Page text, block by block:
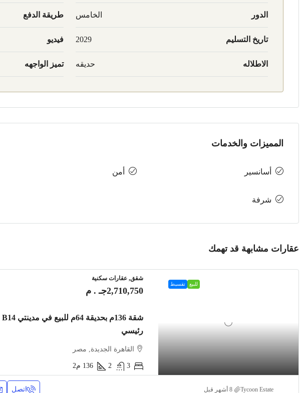
الدور الخامس طريقة الدفع
تاريخ التسليم 2029 فيديو
الاطلاله حديقه تميز الواجهه
المميزات والخدمات
أسانسير أمن
شرفة
عقارات مشابهة قد تهمك
للبيع تقسيط
شقق, عقارات سكنية
2,710,750جـ . م
رئيسي
القاهرة الجديدة, مصر
3
2
136 م2
Tycoon Estate اتصل